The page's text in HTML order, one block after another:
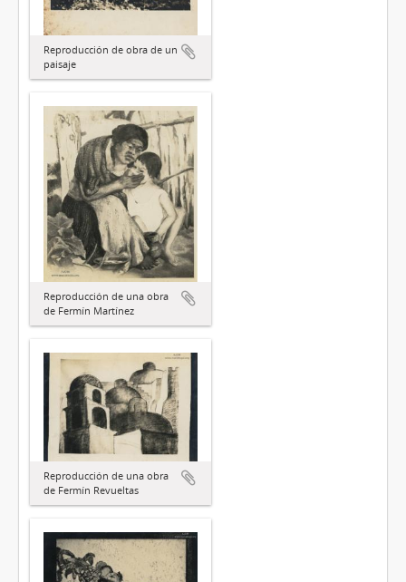
Reproducción de obra de un
paisaje
Reproducción de una obra
de Fermín Martínez
Reproducción de una obra
de Fermín Revueltas